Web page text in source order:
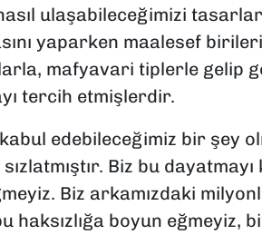
ulaşabileceğimizi
yaparken maalesef
mafyavari tiplerle gelip
tercih etmişlerdir.
edebileceğimiz bir şey
sızlatmıştır. Biz bu
Biz arkamızdaki
haksızlığa boyun eğmeyiz,